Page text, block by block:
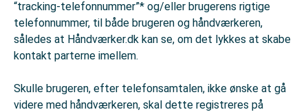
“tracking-telefonnummer”* og/eller brugerens rigtige
telefonnummer, til både brugeren og håndværkeren,
således at Håndværker.dk kan se, om det lykkes at skabe
kontakt parterne imellem.
Skulle brugeren, efter telefonsamtalen, ikke ønske at gå
videre med håndværkeren, skal dette registreres på